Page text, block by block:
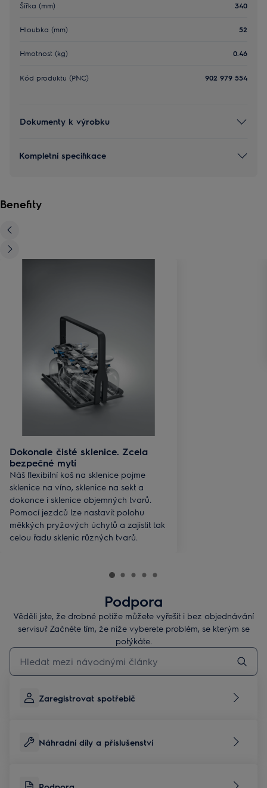
Šířka (mm) 340
Hloubka (mm) 52
Hmotnost (kg) 0.46
Kód produktu (PNC) 902 979 554
Dokumenty k výrobku
Kompletní specifikace
Benefity
Dokonale čisté sklenice. Zcela
bezpečné mytí
Náš flexibilní koš na sklenice pojme
sklenice na víno, sklenice na sekt a
dokonce i sklenice objemných tvarů.
Pomocí jezdců lze nastavit polohu
měkkých pryžových úchytů a zajistit tak
celou řadu sklenic různých tvarů.
Podpora
Věděli jste, že drobné potíže můžete vyřešit i bez objednávání
servisu? Začněte tím, že níže vyberete problém, se kterým se
potýkáte.
Pro vyhledávání v článcích technické podpory začněte psát
Zaregistrovat spotřebič
Náhradní díly a příslušenství